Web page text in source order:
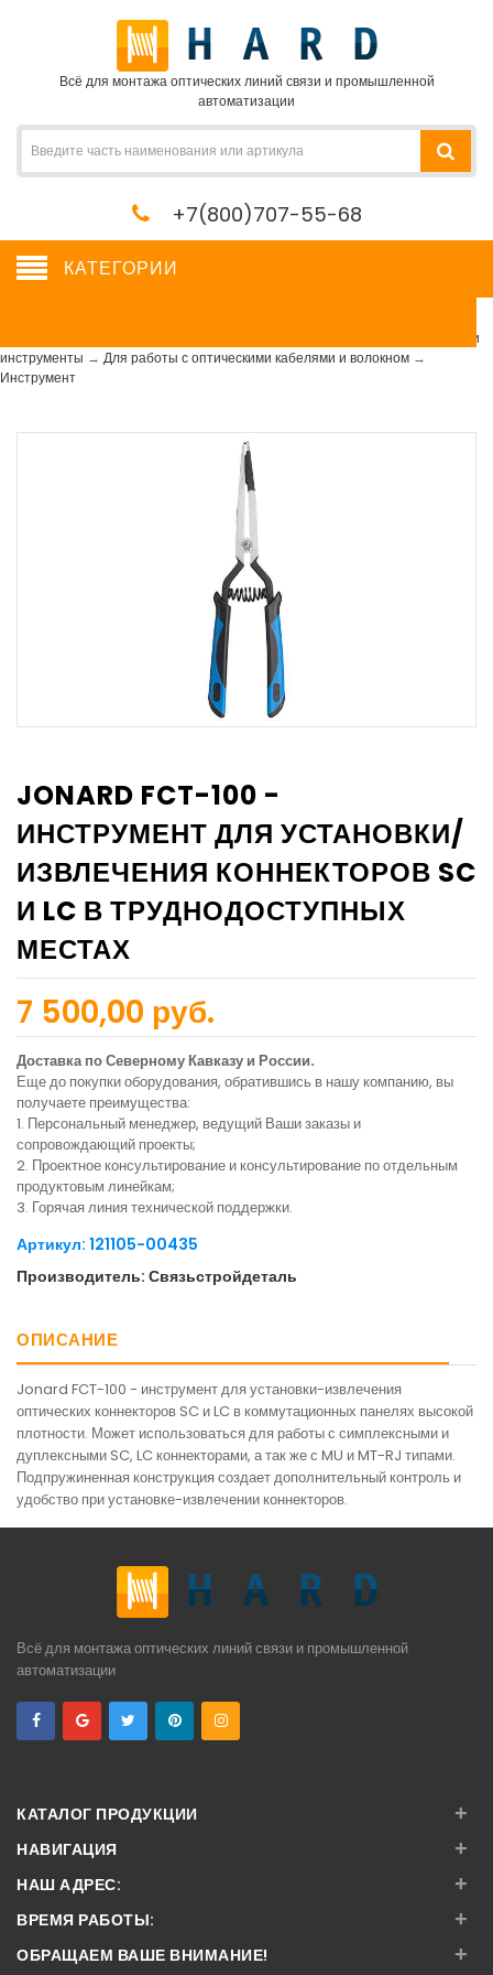
Всё для монтажа оптических линий связи и промышленной
автоматизации
+7(800)707-55-68
КАТЕГОРИИ
Расходные материалы и
инструменты → Для работы с оптическими кабелями и волокном →
Инструмент
JONARD FCT-100 -
ИНСТРУМЕНТ ДЛЯ УСТАНОВКИ/
ИЗВЛЕЧЕНИЯ КОННЕКТОРОВ SC
И LC В ТРУДНОДОСТУПНЫХ
МЕСТАХ
7 500,00 руб.
Доставка по Северному Кавказу и России.
Еще до покупки оборудования, обратившись в нашу компанию, вы
получаете преимущества:
1. Персональный менеджер, ведущий Ваши заказы и
сопровождающий проекты;
2. Проектное консультирование и консультирование по отдельным
продуктовым линейкам;
3. Горячая линия технической поддержки.
Артикул: 121105-00435
Производитель: Связьстройдеталь
ОПИСАНИЕ
Jonard FCT-100 - инструмент для установки-извлечения
оптических коннекторов SC и LC в коммутационных панелях высокой
плотности. Может использоваться для работы с симплексными и
дуплексными SC, LC коннекторами, а так же с MU и MT-RJ типами.
Подпружиненная конструкция создает дополнительный контроль и
удобство при установке-извлечении коннекторов.
Всё для монтажа оптических линий связи и промышленной
автоматизации
КАТАЛОГ ПРОДУКЦИИ +
НАВИГАЦИЯ +
НАШ АДРЕС: +
ВРЕМЯ РАБОТЫ: +
ОБРАЩАЕМ ВАШЕ ВНИМАНИЕ! +